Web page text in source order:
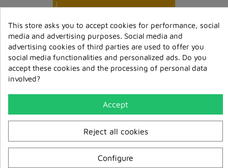
Mit dem Geist sein MP3
€6.00
This store asks you to accept cookies for performance, social
media and advertising purposes. Social media and
advertising cookies of third parties are used to offer you
social media functionalities and personalized ads. Do you
accept these cookies and the processing of personal data
involved?
Accept
Reject all cookies
Configure